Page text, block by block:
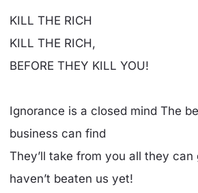
KILL THE RICH
KILL THE RICH,
BEFORE THEY KILL YOU!
Ignorance is a closed mind The
business can find
They’ll take from you all they can
haven’t beaten us yet!